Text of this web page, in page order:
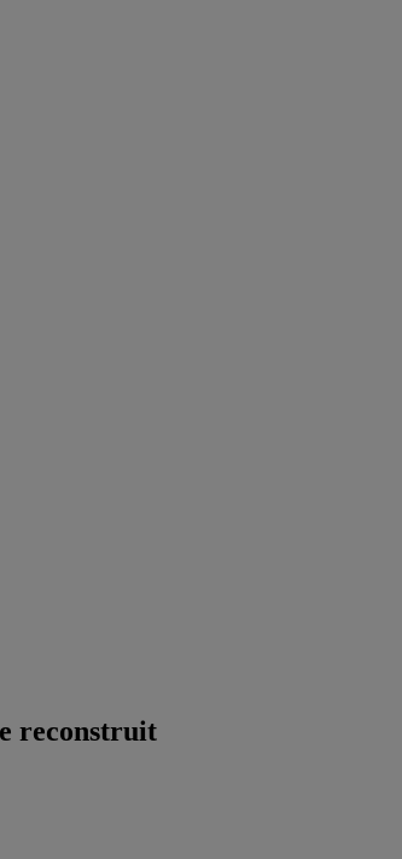
reconstruit